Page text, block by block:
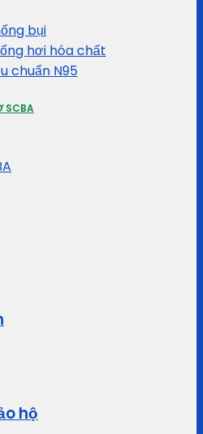
bụi
hơi hóa chất
chuẩn N95
SCBA
hộ